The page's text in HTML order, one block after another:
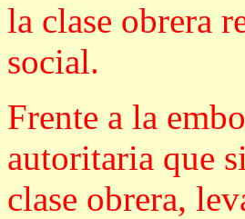
la clase obrera
social.
Frente a la
autoritaria que
clase obrera,